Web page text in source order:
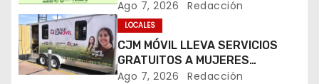
n
d
FENAPO 2026
Ago 7, 2026 Redacción
LOCALES
CJM MÓVIL LLEVA SERVICIOS
GRATUITOS A MUJERES
DURANTE LA FENAPO 2026
Ago 7, 2026 Redacción